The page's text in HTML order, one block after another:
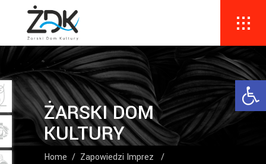
ŻARSKI DOM
KULTURY
Home / Zapowiedzi Imprez
/